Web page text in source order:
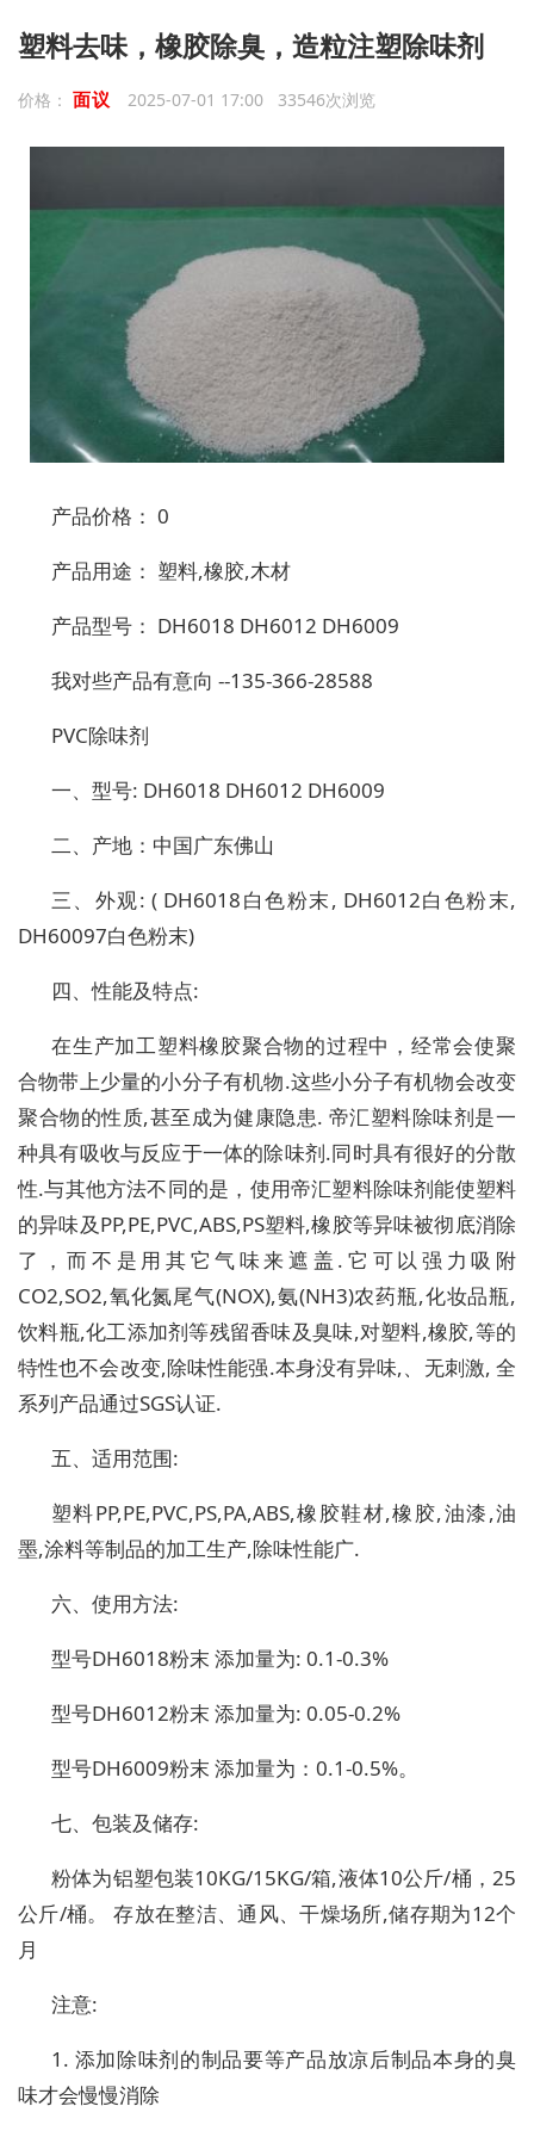
塑料去味，橡胶除臭，造粒注塑除味剂
价格： 面议 2025-07-01 17:00 33546次浏览
产品价格： 0
产品用途： 塑料,橡胶,木材
产品型号： DH6018 DH6012 DH6009
我对些产品有意向 --135-366-28588
PVC除味剂
一、型号: DH6018 DH6012 DH6009
二、产地：中国广东佛山
三、外观: ( DH6018白色粉末, DH6012白色粉末,
DH60097白色粉末)
四、性能及特点:
在生产加工塑料橡胶聚合物的过程中，经常会使聚
合物带上少量的小分子有机物.这些小分子有机物会改变
聚合物的性质,甚至成为健康隐患. 帝汇塑料除味剂是一
种具有吸收与反应于一体的除味剂.同时具有很好的分散
性.与其他方法不同的是，使用帝汇塑料除味剂能使塑料
的异味及PP,PE,PVC,ABS,PS塑料,橡胶等异味被彻底消除
了，而不是用其它气味来遮盖.它可以强力吸附
CO2,SO2,氧化氮尾气(NOX),氨(NH3)农药瓶,化妆品瓶,
饮料瓶,化工添加剂等残留香味及臭味,对塑料,橡胶,等的
特性也不会改变,除味性能强.本身没有异味,、无刺激, 全
系列产品通过SGS认证.
五、适用范围:
塑料PP,PE,PVC,PS,PA,ABS,橡胶鞋材,橡胶,油漆,油
墨,涂料等制品的加工生产,除味性能广.
六、使用方法:
型号DH6018粉末 添加量为: 0.1-0.3%
型号DH6012粉末 添加量为: 0.05-0.2%
型号DH6009粉末 添加量为：0.1-0.5%。
七、包装及储存:
粉体为铝塑包装10KG/15KG/箱,液体10公斤/桶，25
公斤/桶。 存放在整洁、通风、干燥场所,储存期为12个
月
注意:
1. 添加除味剂的制品要等产品放凉后制品本身的臭
味才会慢慢消除